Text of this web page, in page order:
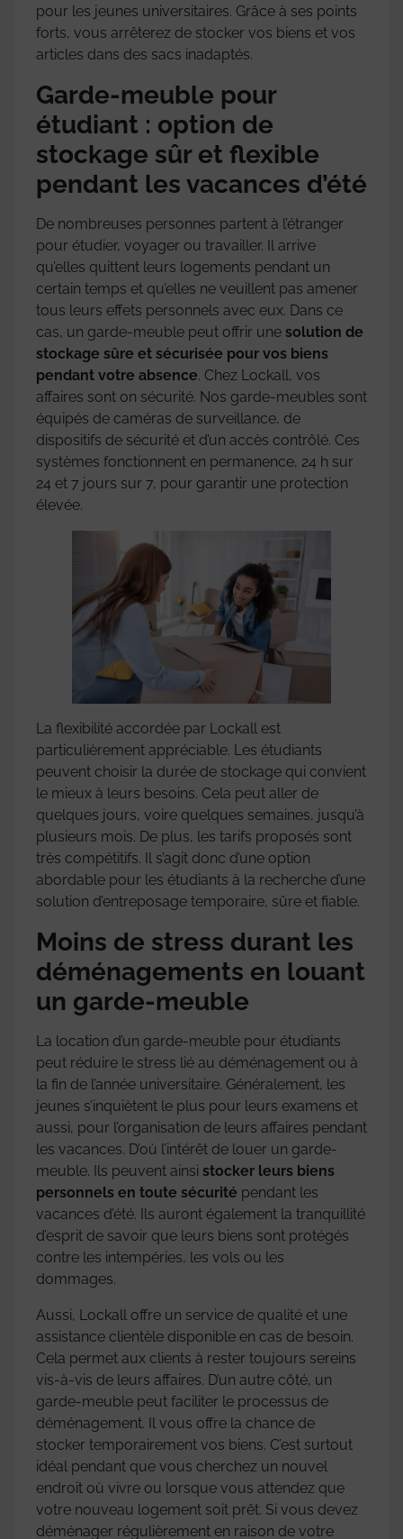
pour les jeunes universitaires. Grâce à ses points
forts, vous arrêterez de stocker vos biens et vos
articles dans des sacs inadaptés.
Garde-meuble pour
étudiant : option de
stockage sûr et flexible
pendant les vacances d’été
De nombreuses personnes partent à l’étranger
pour étudier, voyager ou travailler. Il arrive
qu’elles quittent leurs logements pendant un
certain temps et qu’elles ne veuillent pas amener
tous leurs effets personnels avec eux. Dans ce
cas, un garde-meuble peut offrir une solution de
stockage sûre et sécurisée pour vos biens
pendant votre absence. Chez Lockall, vos
affaires sont on sécurité. Nos garde-meubles sont
équipés de caméras de surveillance, de
dispositifs de sécurité et d’un accès contrôlé. Ces
systèmes fonctionnent en permanence, 24 h sur
24 et 7 jours sur 7, pour garantir une protection
élevée.
La flexibilité accordée par Lockall est
particulièrement appréciable. Les étudiants
peuvent choisir la durée de stockage qui convient
le mieux à leurs besoins. Cela peut aller de
quelques jours, voire quelques semaines, jusqu’à
plusieurs mois. De plus, les tarifs proposés sont
très compétitifs. Il s’agit donc d’une option
abordable pour les étudiants à la recherche d’une
solution d’entreposage temporaire, sûre et fiable.
Moins de stress durant les
déménagements en louant
un garde-meuble
La location d’un garde-meuble pour étudiants
peut réduire le stress lié au déménagement ou à
la fin de l’année universitaire. Généralement, les
jeunes s’inquiètent le plus pour leurs examens et
aussi, pour l’organisation de leurs affaires pendant
les vacances. D’où l’intérêt de louer un garde-
meuble. Ils peuvent ainsi stocker leurs biens
personnels en toute sécurité pendant les
vacances d’été. Ils auront également la tranquillité
d’esprit de savoir que leurs biens sont protégés
contre les intempéries, les vols ou les
dommages.
Aussi, Lockall offre un service de qualité et une
assistance clientèle disponible en cas de besoin.
Cela permet aux clients à rester toujours sereins
vis-à-vis de leurs affaires. D’un autre côté, un
garde-meuble peut faciliter le processus de
déménagement. Il vous offre la chance de
stocker temporairement vos biens. C’est surtout
idéal pendant que vous cherchez un nouvel
endroit où vivre ou lorsque vous attendez que
votre nouveau logement soit prêt. Si vous devez
déménager régulièrement en raison de votre